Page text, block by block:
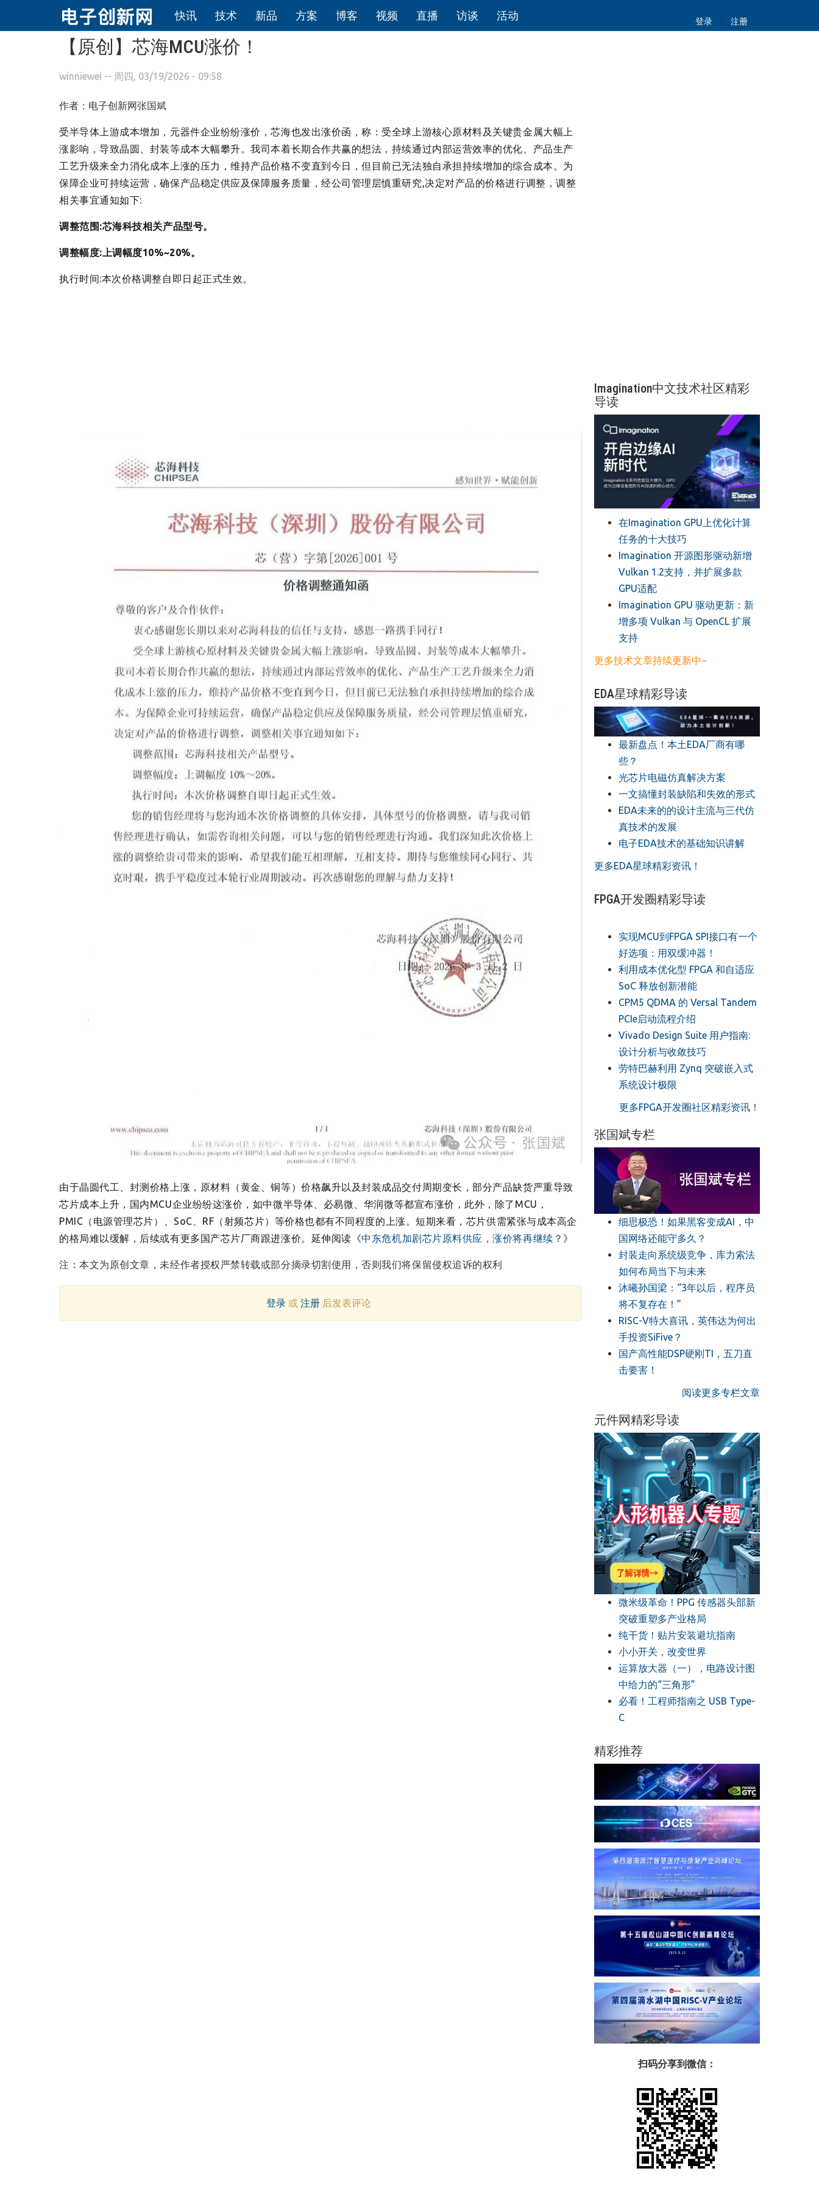
快讯 技术 新品 方案 博客 视频 直播 访谈 活动 登录 注册
【原创】芯海MCU涨价！
winniewei -- 周四, 03/19/2026 - 09:58
作者：电子创新网张国斌
受半导体上游成本增加，元器件企业纷纷涨价，芯海也发出涨价函，称：受全球上游核心原材料及关键贵金属大幅上
涨影响，导致晶圆、封装等成本大幅攀升。我司本着长期合作共赢的想法，持续通过内部运营效率的优化、产品生产
工艺升级来全力消化成本上涨的压力，维持产品价格不变直到今日，但目前已无法独自承担持续增加的综合成本。为
保障企业可持续运营，确保产品稳定供应及保障服务质量，经公司管理层慎重研究,决定对产品的价格进行调整，调整
相关事宜通知如下:
调整范围:芯海科技相关产品型号。
调整幅度:上调幅度10%~20%。
执行时间:本次价格调整自即日起正式生效。
由于晶圆代工、封测价格上涨，原材料（黄金、铜等）价格飙升以及封装成品交付周期变长，部分产品缺货严重导致
芯片成本上升，国内MCU企业纷纷这涨价，如中微半导体、 必易微、华润微等都宣布涨价，此外，除了MCU，
PMIC（电源管理芯片）、SoC、RF（射频芯片）等价格也都有不同程度的上涨。短期来看，芯片供需紧张与成本高企
的格局难以缓解，后续或有更多国产芯片厂商跟进涨价。延伸阅读《中东危机加剧芯片原料供应，涨价将再继续？ 》
注：本文为原创文章，未经作者授权严禁转载或部分摘录切割使用，否则我们将保留侵权追诉的权利
登录 或注册 后发表评论
Imagination中文技术社区精彩
导读
在Imagination GPU上优化计算
任务的十大技巧
​Imagination 开源图形驱动新增
Vulkan 1.2支持，并扩展多款
GPU适配
​Imagination GPU 驱动更新：新
增多项 Vulkan 与 OpenCL 扩展
支持
更多技术文章持续更新中~
EDA星球精彩导读
最新盘点！本土EDA厂商有哪
些？
光芯片电磁仿真解决方案
一文搞懂封装缺陷和失效的形式
EDA未来的的设计主流与三代仿
真技术的发展
电子EDA技术的基础知识讲解
更多EDA星球精彩资讯！
FPGA开发圈精彩导读
实现MCU到FPGA SPI接口有一个
好选项：用双缓冲器！
利用成本优化型 FPGA 和自适应
SoC 释放创新潜能
CPM5 QDMA 的 Versal Tandem
PCIe启动流程介绍
Vivado Design Suite 用户指南:
设计分析与收敛技巧
劳特巴赫利用 Zynq 突破嵌入式
系统设计极限
更多FPGA开发圈社区精彩资讯！
张国斌专栏
细思极恐！如果黑客变成AI，中
国网络还能守多久？
封装走向系统级竞争，库力索法
如何布局当下与未来
沐曦孙国梁：“3年以后，程序员
将不复存在！”
RISC-V特大喜讯，英伟达为何出
手投资SiFive？
国产高性能DSP硬刚TI，五刀直
击要害！
阅读更多专栏文章
元件网精彩导读
微米级革命！PPG 传感器头部新
突破重塑多产业格局
纯干货！贴片安装避坑指南
小小开关，改变世界
运算放大器（一），电路设计图
中给力的“三角形”
必看！工程师指南之 USB Type-
C
精彩推荐
扫码分享到微信：